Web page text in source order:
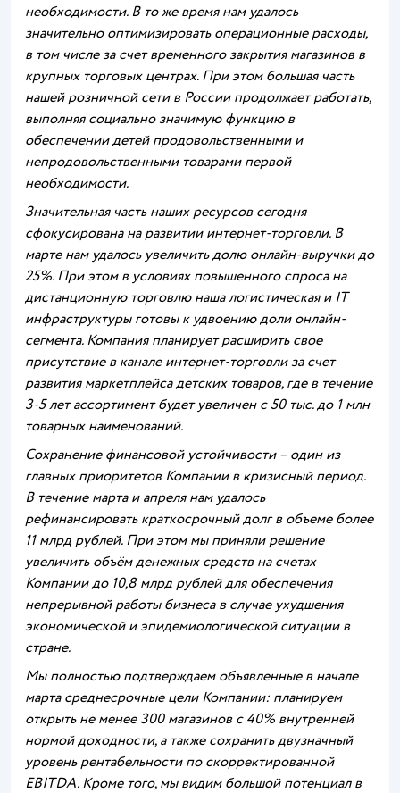
необходимости. В то же время нам удалось
значительно оптимизировать операционные расходы,
в том числе за счет временного закрытия магазинов в
крупных торговых центрах. При этом большая часть
нашей розничной сети в России продолжает работать,
выполняя социально значимую функцию в
обеспечении детей продовольственными и
непродовольственными товарами первой
необходимости.
Значительная часть наших ресурсов сегодня
сфокусирована на развитии интернет-торговли. В
марте нам удалось увеличить долю онлайн-выручки до
25%. При этом в условиях повышенного спроса на
дистанционную торговлю наша логистическая и IT
инфраструктуры готовы к удвоению доли онлайн-
сегмента. Компания планирует расширить свое
присутствие в канале интернет-торговли за счет
развития маркетплейса детских товаров, где в течение
3-5 лет ассортимент будет увеличен с 50 тыс. до 1 млн
товарных наименований.
Сохранение финансовой устойчивости – один из
главных приоритетов Компании в кризисный период.
В течение марта и апреля нам удалось
рефинансировать краткосрочный долг в объеме более
11 млрд рублей. При этом мы приняли решение
увеличить объём денежных средств на счетах
Компании до 10,8 млрд рублей для обеспечения
непрерывной работы бизнеса в случае ухудшения
экономической и эпидемиологической ситуации в
стране.
Мы полностью подтверждаем объявленные в начале
марта среднесрочные цели Компании: планируем
открыть не менее 300 магазинов с 40% внутренней
нормой доходности, а также сохранить двузначный
уровень рентабельности по скорректированной
EBITDA. Кроме того, мы видим большой потенциал в